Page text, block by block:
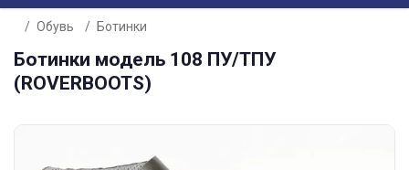
Обувь Ботинки
Ботинки модель 108 ПУ/ТПУ
(ROVERBOOTS)